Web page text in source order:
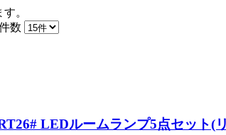
。
数
LEDルームランプ5点セット(